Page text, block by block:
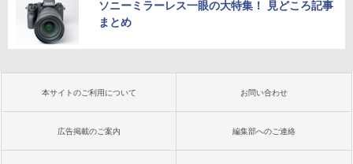
ソニーミラーレス一眼の大特集！ 見どころ記事
まとめ
本サイトのご利用について お問い合わせ
広告掲載のご案内 編集部へのご連絡